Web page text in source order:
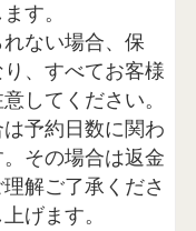
す。
ない場合、保
、すべてお客様
してください。
予約日数に関わ
その場合は返金
解ご了承くださ
げます。